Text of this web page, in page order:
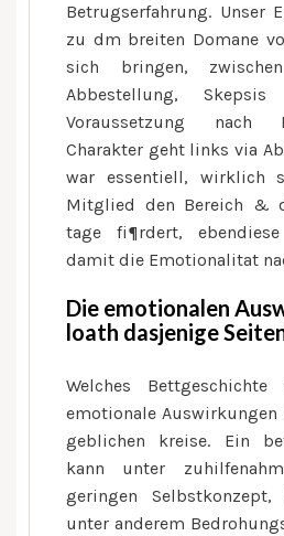
Betrugserfahrung. Unser
zu dm breiten Domane
sich bringen,
Abbestellung,
Voraussetzung nach
Charakter geht links via
war essentiell, wirklich
Mitglied den Bereich &
tage fi¶rdert,
damit die Emotionalitat
Die emotionalen
loath dasjenige
Welches
emotionale Auswirkungen
geblichen kreise. Ein
kann unter
geringen Selbstkonzept,
unter anderem